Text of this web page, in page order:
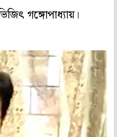
গঙ্গোপাধ্যায়।